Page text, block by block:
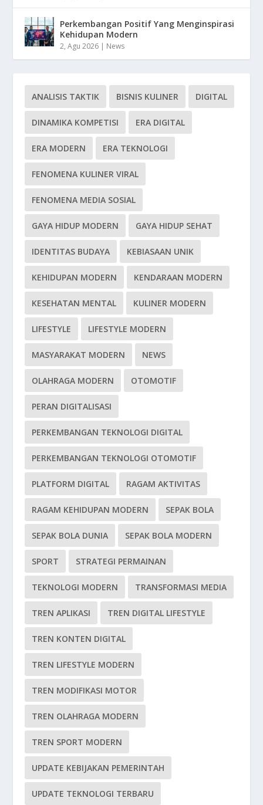
Perkembangan Positif Yang Menginspirasi
Kehidupan Modern
2, Agu 2026 | News
ANALISIS TAKTIK BISNIS KULINER DIGITAL
DINAMIKA KOMPETISI ERA DIGITAL
ERA MODERN ERA TEKNOLOGI
FENOMENA KULINER VIRAL
FENOMENA MEDIA SOSIAL
GAYA HIDUP MODERN GAYA HIDUP SEHAT
IDENTITAS BUDAYA KEBIASAAN UNIK
KEHIDUPAN MODERN KENDARAAN MODERN
KESEHATAN MENTAL KULINER MODERN
LIFESTYLE LIFESTYLE MODERN
MASYARAKAT MODERN NEWS
OLAHRAGA MODERN OTOMOTIF
PERAN DIGITALISASI
PERKEMBANGAN TEKNOLOGI DIGITAL
PERKEMBANGAN TEKNOLOGI OTOMOTIF
PLATFORM DIGITAL RAGAM AKTIVITAS
RAGAM KEHIDUPAN MODERN SEPAK BOLA
SEPAK BOLA DUNIA SEPAK BOLA MODERN
SPORT STRATEGI PERMAINAN
TEKNOLOGI MODERN TRANSFORMASI MEDIA
TREN APLIKASI TREN DIGITAL LIFESTYLE
TREN KONTEN DIGITAL
TREN LIFESTYLE MODERN
TREN MODIFIKASI MOTOR
TREN OLAHRAGA MODERN
TREN SPORT MODERN
UPDATE KEBIJAKAN PEMERINTAH
UPDATE TEKNOLOGI TERBARU